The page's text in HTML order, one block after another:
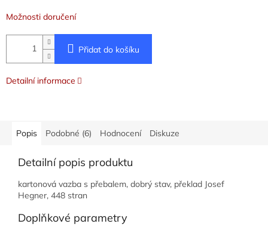
Možnosti doručení
Přidat do košíku
Detailní informace
Popis Podobné (6) Hodnocení Diskuze
Detailní popis produktu
kartonová vazba s přebalem, dobrý stav, překlad Josef
Hegner, 448 stran
Doplňkové parametry